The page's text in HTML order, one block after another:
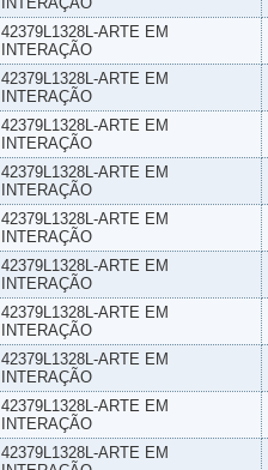
42379L1328L-ARTE EM
INTERAÇÃO
42379L1328L-ARTE EM
INTERAÇÃO
42379L1328L-ARTE EM
INTERAÇÃO
42379L1328L-ARTE EM
INTERAÇÃO
42379L1328L-ARTE EM
INTERAÇÃO
42379L1328L-ARTE EM
INTERAÇÃO
42379L1328L-ARTE EM
INTERAÇÃO
42379L1328L-ARTE EM
INTERAÇÃO
42379L1328L-ARTE EM
INTERAÇÃO
42379L1328L-ARTE EM